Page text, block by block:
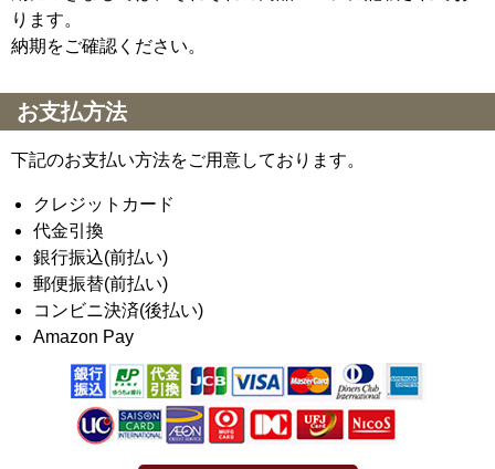
ります。
納期をご確認ください。
お支払方法
下記のお支払い方法をご用意しております。
クレジットカード
代金引換
銀行振込(前払い)
郵便振替(前払い)
コンビニ決済(後払い)
Amazon Pay